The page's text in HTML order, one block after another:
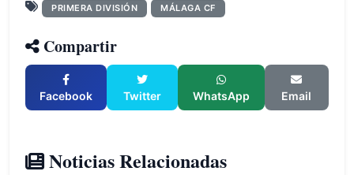
PRIMERA DIVISIÓN MÁLAGA CF
Compartir
Facebook Twitter WhatsApp Email
Noticias Relacionadas